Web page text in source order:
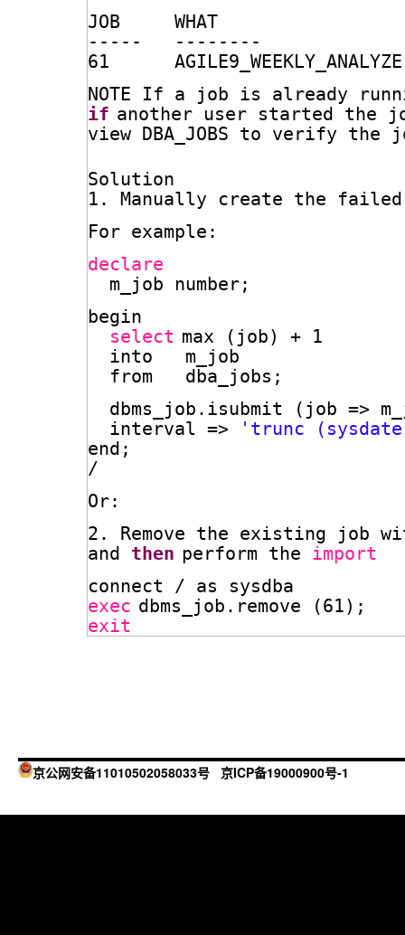
JOB     WHAT
-----   --------
61      AGILE9_WEEKLY_ANALYZE
NOTE If a job is already
if another user started the
view DBA_JOBS to verify
Solution
1. Manually create the
For example:
declare
m_job number;
begin
select max (job) + 1
into   m_job
from   dba_jobs;
dbms_job.isubmit (job =>
interval =>
'trunc
end;
/
Or:
2. Remove the existing job
and then perform the import
connect / as sysdba
exec dbms_job.remove (61);
exit
京公网安备11010502058033号 京ICP备19000900号-1